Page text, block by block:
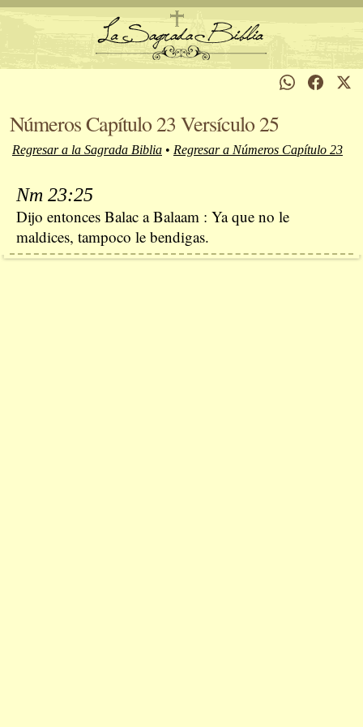
Números Capítulo 23 Versículo 25
Regresar a la Sagrada Biblia • Regresar a Números Capítulo 23
Nm 23:25
Dijo entonces Balac a Balaam : Ya que no le
maldices, tampoco le bendigas.